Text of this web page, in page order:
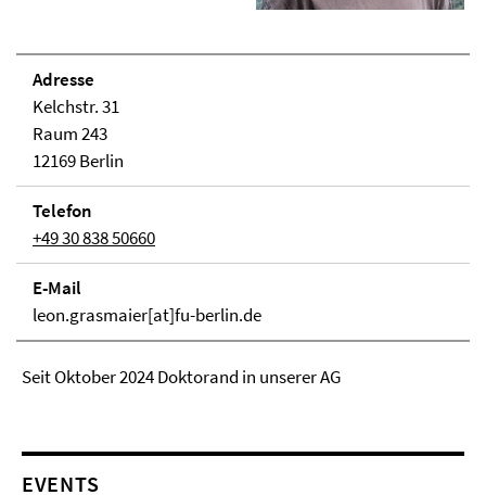
Adresse
Kelchstr. 31
Raum 243
12169 Berlin
Telefon
+49 30 838 50660
E-Mail
leon.grasmaier[at]fu-berlin.de
Seit Oktober 2024 Doktorand in unserer AG
EVENTS